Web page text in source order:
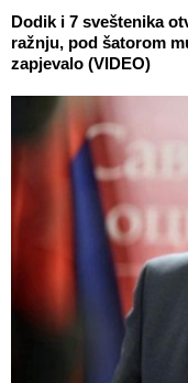
Dodik i 7 sveštenika
ražnju, pod šatorom
zapjevalo (VIDEO)